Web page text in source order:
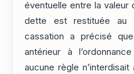
éventuelle entre la valeur
dette est restituée au
cassation a précisé
antérieur à
aucune règle